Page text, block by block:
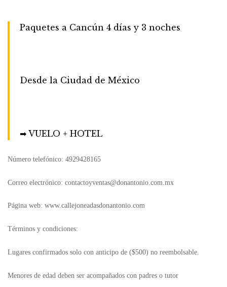
Paquetes a Cancún 4 días y 3 noches
Desde la Ciudad de México
➡ VUELO + HOTEL
Número telefónico: 4929428165
Correo electrónico: contactoyventas@donantonio.com.mx
Página web: www.callejoneadasdonantonio.com
Términos y condiciones:
Lugares confirmados solo con anticipo de ($500) no reembolsable.
Menores de edad deben ser acompañados con padres o tutor